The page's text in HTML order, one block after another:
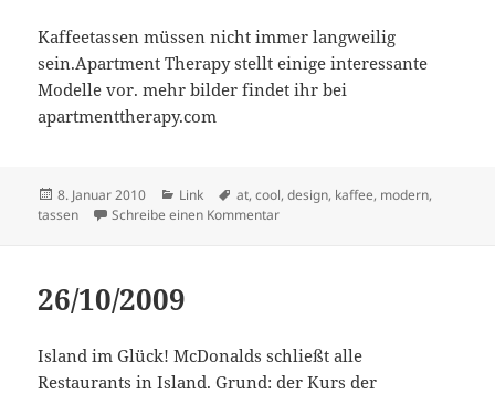
Kaffeetassen müssen nicht immer langweilig
sein.Apartment Therapy stellt einige interessante
Modelle vor. mehr bilder findet ihr bei
apartmenttherapy.com
Veröffentlicht
am
8. Januar 2010 Kategorien
Link Schlagwörter
at,cool,design, kaffee, modern,
tassen
Schreibe einen Kommentarzu
26/10/2009
Island im Glück! McDonalds schließt alle
Restaurants in Island. Grund: der Kurs der